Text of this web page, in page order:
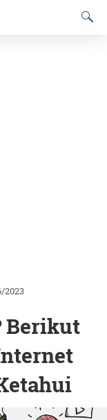
2023
Berikut